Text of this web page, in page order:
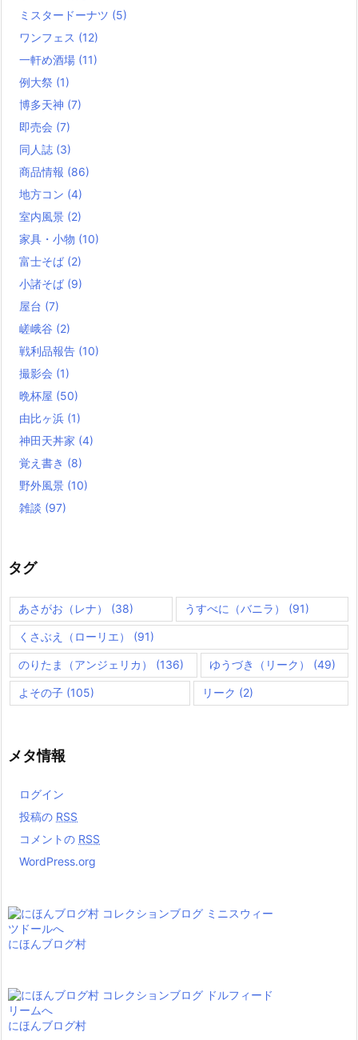
ミスタードーナツ (5)
ワンフェス (12)
一軒め酒場 (11)
例大祭 (1)
博多天神 (7)
即売会 (7)
同人誌 (3)
商品情報 (86)
地方コン (4)
室内風景 (2)
家具・小物 (10)
富士そば (2)
小諸そば (9)
屋台 (7)
嵯峨谷 (2)
戦利品報告 (10)
撮影会 (1)
晩杯屋 (50)
由比ヶ浜 (1)
神田天丼家 (4)
覚え書き (8)
野外風景 (10)
雑談 (97)
タグ
あさがお（レナ） (38) うすべに（バニラ） (91)
くさぶえ（ローリエ） (91)
のりたま（アンジェリカ） (136) ゆうづき（リーク） (49)
よその子 (105) リーク (2)
メタ情報
ログイン
投稿の RSS
コメントの RSS
WordPress.org
にほんブログ村
にほんブログ村